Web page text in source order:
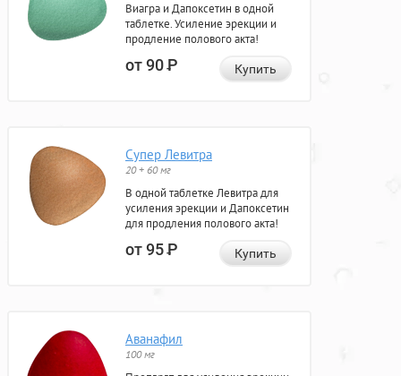
Виагра и Дапоксетин в одной
таблетке. Усиление эрекции и
продление полового акта!
от 90Р Купить
Супер Левитра
20 + 60 мг
В одной таблетке Левитра для
усиления эрекции и Дапоксетин
для продления полового акта!
от 95Р Купить
Аванафил
100 мг